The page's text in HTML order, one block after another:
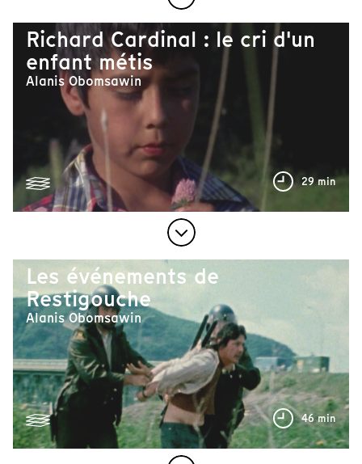
Richard Cardinal : le cri d'un
enfant métis
Alanis Obomsawin
29 min
Les événements de
Restigouche
Alanis Obomsawin
46 min